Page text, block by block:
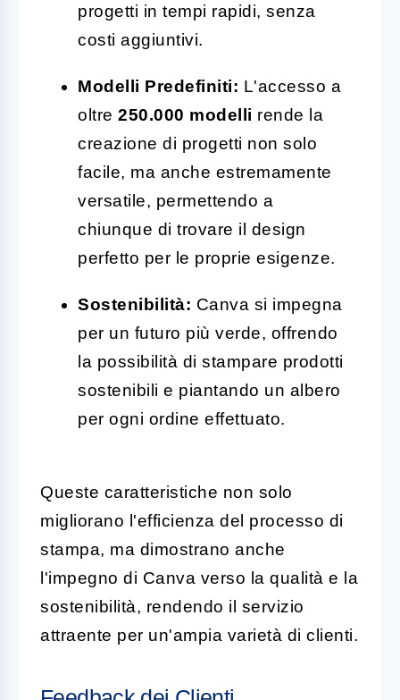
progetti in tempi rapidi, senza
costi aggiuntivi.
Modelli Predefiniti: L'accesso a
oltre 250.000 modelli rende la
creazione di progetti non solo
facile, ma anche estremamente
versatile, permettendo a
chiunque di trovare il design
perfetto per le proprie esigenze.
Sostenibilità: Canva si impegna
per un futuro più verde, offrendo
la possibilità di stampare prodotti
sostenibili e piantando un albero
per ogni ordine effettuato.
Queste caratteristiche non solo
migliorano l'efficienza del processo di
stampa, ma dimostrano anche
l'impegno di Canva verso la qualità e la
sostenibilità, rendendo il servizio
attraente per un'ampia varietà di clienti.